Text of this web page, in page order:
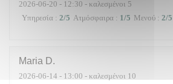
2026-06-20 - 12:30 - καλεσμένοι 5
Υπηρεσία : 2/5 Ατμόσφαιρα : 1/5 Μενού : 2/5
Maria D
2026-06-14 - 13:00 - καλεσμένοι 10